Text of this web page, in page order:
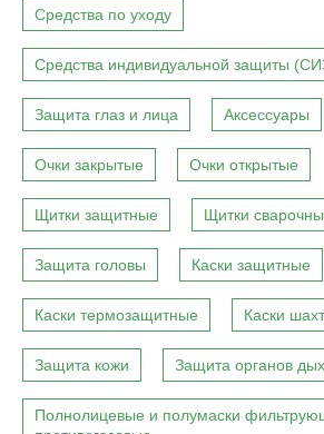
Средства по уходу
Средства индивидуальной защиты
Защита глаз и лица Аксессуары
Очки закрытые Очки открытые
Щитки защитные Щитки
Защита головы Каски защитные
Каски термозащитные Каски
Защита кожи Защита органов
Полнолицевые и полумаски